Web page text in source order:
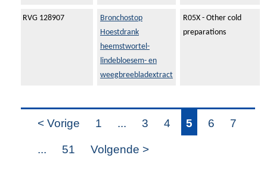
RVG 128907
Bronchostop
Hoestdrank
heemstwortel-
lindebloesem- en
weegbreebladextract
R05X - Other cold
preparations
< Vorige 1 ... 3 4 5 6 7
... 51 Volgende >